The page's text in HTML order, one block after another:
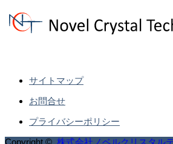
サイトマップ
お問合せ
プライバシーポリシー